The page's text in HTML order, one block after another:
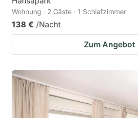
Wohnung · 2 Gäste · 1 Schlafzimmer
138 € /Nacht
Zum Angebot